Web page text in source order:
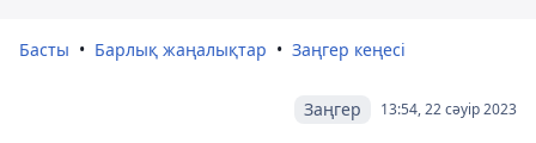
Басты Барлық жаңалықтар Заңгер кеңесі
13:54, 22 сәуір 2023
Заңгер